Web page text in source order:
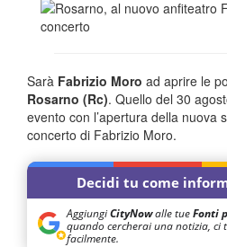
Sarà Fabrizio Moro ad aprire le
Rosarno (Rc). Quello del 30
evento con l’apertura della nuova
concerto di Fabrizio Moro.
Decidi tu come
AggiungiCityNowalle tueFonti
quando cercherai una notizia, ci
facilmente.